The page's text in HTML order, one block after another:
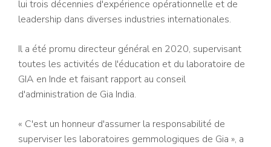
lui trois décennies d'expérience opérationnelle et de
leadership dans diverses industries internationales.
Il a été promu directeur général en 2020, supervisant
toutes les activités de l'éducation et du laboratoire de
GIA en Inde et faisant rapport au conseil
d'administration de Gia India.
« C'est un honneur d'assumer la responsabilité de
superviser les laboratoires gemmologiques de Gia », a